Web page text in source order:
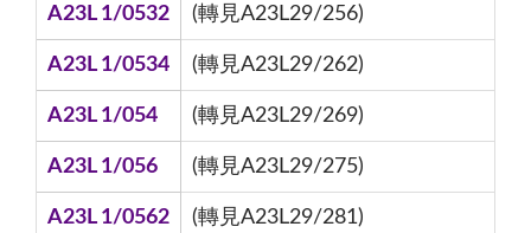
A23L 1/0532 (轉見A23L29/256)
A23L 1/0534 (轉見A23L29/262)
A23L 1/054 (轉見A23L29/269)
A23L 1/056 (轉見A23L29/275)
A23L 1/0562 (轉見A23L29/281)